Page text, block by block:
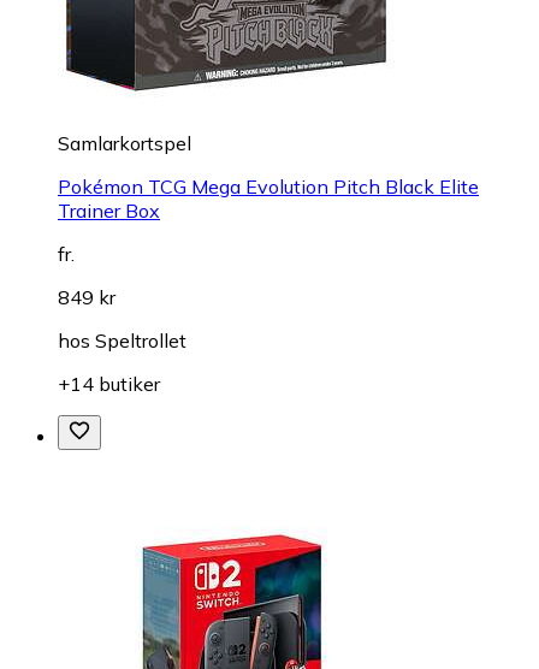
Samlarkortspel
Pokémon TCG Mega Evolution Pitch Black Elite
Trainer Box
fr.
849 kr
hos Speltrollet
+14 butiker